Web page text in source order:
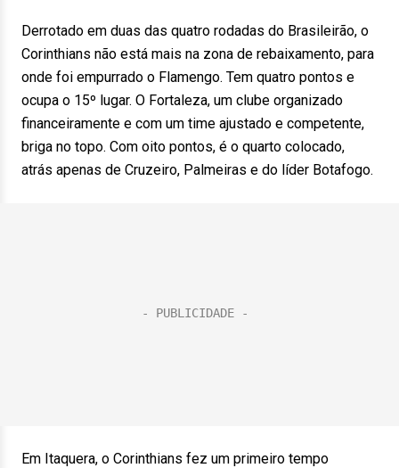
Derrotado em duas das quatro rodadas do Brasileirão, o
Corinthians não está mais na zona de rebaixamento, para
onde foi empurrado o Flamengo. Tem quatro pontos e
ocupa o 15º lugar. O Fortaleza, um clube organizado
financeiramente e com um time ajustado e competente,
briga no topo. Com oito pontos, é o quarto colocado,
atrás apenas de Cruzeiro, Palmeiras e do líder Botafogo.
Em Itaquera, o Corinthians fez um primeiro tempo